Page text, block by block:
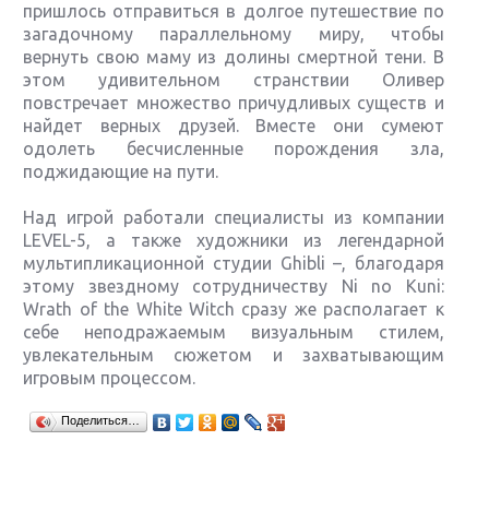
пришлось отправиться в долгое путешествие по
загадочному параллельному миру, чтобы
вернуть свою маму из долины смертной тени. В
этом удивительном странствии Оливер
повстречает множество причудливых существ и
найдет верных друзей. Вместе они сумеют
одолеть бесчисленные порождения зла,
поджидающие на пути.
Над игрой работали специалисты из компании
LEVEL-5, а также художники из легендарной
мультипликационной студии Ghibli –, благодаря
этому звездному сотрудничеству Ni no Kuni:
Wrath of the White Witch сразу же располагает к
себе неподражаемым визуальным стилем,
увлекательным сюжетом и захватывающим
игровым процессом.
Поделиться…
Крупнейшие релизы мая: Nintendo, Microsoft и
Sony